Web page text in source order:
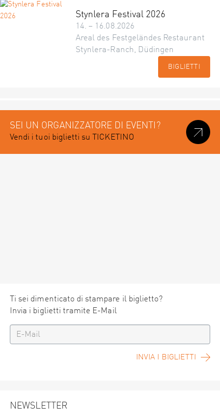
Stynlera Festival 2026
14. – 16.08.2026
Areal des Festgeländes Restaurant
Stynlera-Ranch, Düdingen
BIGLIETTI
SEI UN ORGANIZZATORE DI EVENTI?
Vendi i tuoi biglietti su TICKETINO
Ti sei dimenticato di stampare il biglietto?
Invia i biglietti tramite E-Mail
INVIA I BIGLIETTI
NEWSLETTER